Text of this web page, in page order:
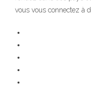
vous vous connectez à